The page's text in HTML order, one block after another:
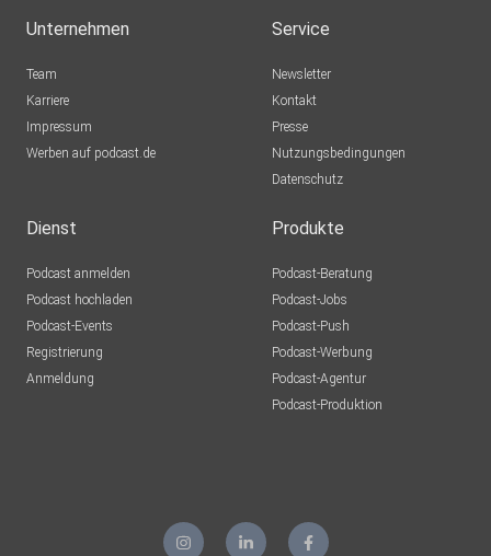
Unternehmen
Team
Karriere
Impressum
Werben auf podcast.de
Service
Newsletter
Kontakt
Presse
Nutzungsbedingungen
Datenschutz
Dienst
Podcast anmelden
Podcast hochladen
Podcast-Events
Registrierung
Anmeldung
Produkte
Podcast-Beratung
Podcast-Jobs
Podcast-Push
Podcast-Werbung
Podcast-Agentur
Podcast-Produktion